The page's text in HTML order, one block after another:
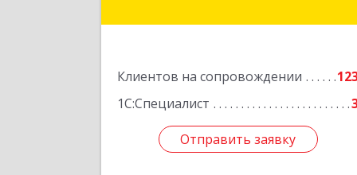
Клиентов на сопровождении
1С:Специалист
Отправить заявку
Отправить заявку